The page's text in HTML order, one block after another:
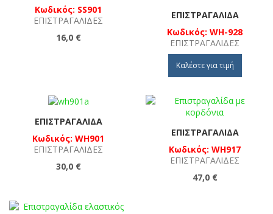
Κωδικός: SS901
ΕΠΙΣΤΡΑΓΑΛΊΔΕΣ
16,0 €
ΕΠΙΣΤΡΑΓΑΛΊΔΑ
Κωδικός: WH-928
ΕΠΙΣΤΡΑΓΑΛΊΔΕΣ
Καλέστε για τιμή
ΕΠΙΣΤΡΑΓΑΛΊΔΑ
Κωδικός: WH901
ΕΠΙΣΤΡΑΓΑΛΊΔΕΣ
30,0 €
ΕΠΙΣΤΡΑΓΑΛΊΔΑ
Κωδικός: WH917
ΕΠΙΣΤΡΑΓΑΛΊΔΕΣ
47,0 €